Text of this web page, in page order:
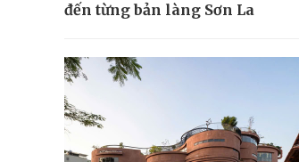
đến từng bản làng Sơn La